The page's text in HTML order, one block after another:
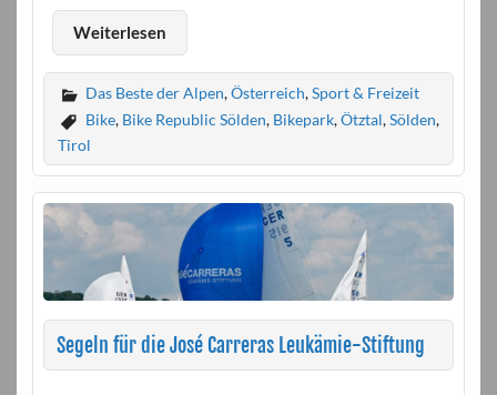
Weiterlesen
Das Beste der Alpen,Österreich,Sport & Freizeit
Bike, Bike Republic Sölden, Bikepark,Ötztal,Sölden,
Tirol
Segeln für die José Carreras Leukämie-Stiftung